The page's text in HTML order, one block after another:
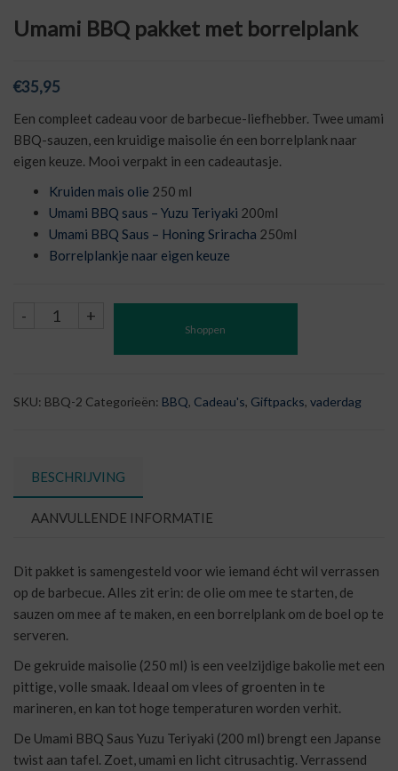
Umami BBQ pakket met borrelplank
€35,95
Een compleet cadeau voor de barbecue-liefhebber. Twee umami
BBQ-sauzen, een kruidige maisolie én een borrelplank naar
eigen keuze. Mooi verpakt in een cadeautasje.
Kruiden mais olie 250 ml
Umami BBQ saus – Yuzu Teriyaki 200ml
Umami BBQ Saus – Honing Sriracha 250ml
Borrelplankje naar eigen keuze
-
Umami
borrelplank
+
Shoppen
SKU: BBQ-2 Categorieën: BBQ, Cadeau's, Giftpacks, vaderdag
BESCHRIJVING
AANVULLENDE INFORMATIE
Dit pakket is samengesteld voor wie iemand écht wil verrassen
op de barbecue. Alles zit erin: de olie om mee te starten, de
sauzen om mee af te maken, en een borrelplank om de boel op te
serveren.
De gekruide maisolie (250 ml) is een veelzijdige bakolie met een
pittige, volle smaak. Ideaal om vlees of groenten in te
marineren, en kan tot hoge temperaturen worden verhit.
De Umami BBQ Saus Yuzu Teriyaki (200 ml) brengt een Japanse
twist aan tafel. Zoet, umami en licht citrusachtig. Verrassend